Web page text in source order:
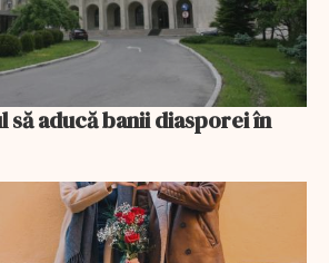
să aducă banii diasporei în